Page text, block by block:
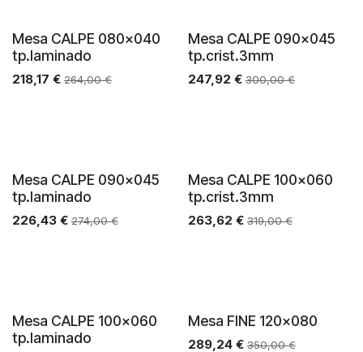
Mesa CALPE 080x040
tp.laminado
218,17 € 264,00€
Mesa CALPE 090x045
tp.crist.3mm
247,92 € 300,00€
Mesa CALPE 090x045
tp.laminado
226,43 € 274,00€
Mesa CALPE 100x060
tp.crist.3mm
263,62 € 319,00€
Mesa CALPE 100x060
tp.laminado
Mesa FINE 120x080
289,24€ 350,00€